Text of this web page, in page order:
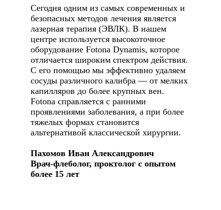
Сегодня одним из самых современных и
безопасных методов лечения является
лазерная терапия (ЭВЛК). В нашем
центре используется высокоточное
оборудование Fotona Dynamis, которое
отличается широким спектром действия.
С его помощью мы эффективно удаляем
сосуды различного калибра — от мелких
капилляров до более крупных вен.
Fotona справляется с ранними
проявлениями заболевания, а при более
тяжелых формах становится
альтернативой классической хирургии.
Пахомов Иван Александрович
Врач-флеболог, проктолог с опытом
более 15 лет